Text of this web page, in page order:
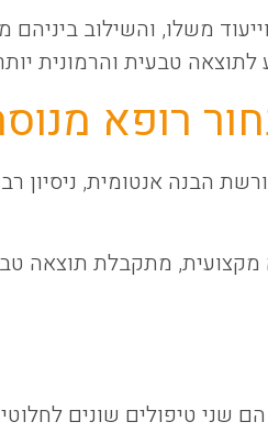
משלו, והשילוב ביניהם
טבעית והרמונית
רופא
הבנה אנטומית, ניסיון רב
מקצועית, מתקבלת תוצאה
הם שני טיפולים שונים